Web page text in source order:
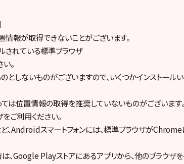
報が取得できないことがございます。
されている標準ブラウザ
。
としないものがございますので、いくつかインストール
は位置情報の取得を推奨していないものがございます｡
ご利用ください｡
Androidスマートフォンには、標準ブラウザが
Google Playストアにあるアプリから、他のブラウザを